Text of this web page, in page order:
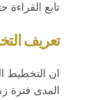
تابع
تعريف
ان التخطيط
المدى فترة